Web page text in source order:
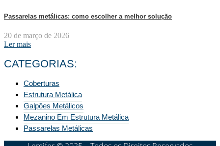
Passarelas metálicas: como escolher a melhor solução
20 de março de 2026
Ler mais
CATEGORIAS:
Coberturas
Estrutura Metálica
Galpões Metálicos
Mezanino Em Estrutura Metálica
Passarelas Metálicas